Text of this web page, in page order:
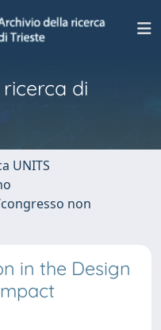
di
UNITS
non
in the Design